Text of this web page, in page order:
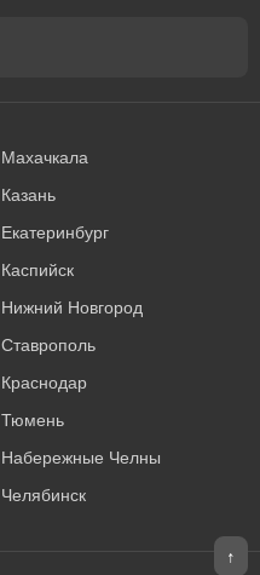
Махачкала
Казань
Екатеринбург
Каспийск
Нижний Новгород
Ставрополь
Краснодар
Тюмень
Набережные Челны
Челябинск
↑